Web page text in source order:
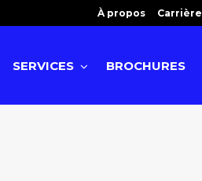
À propos Carrière
SERVICES BROCHURES